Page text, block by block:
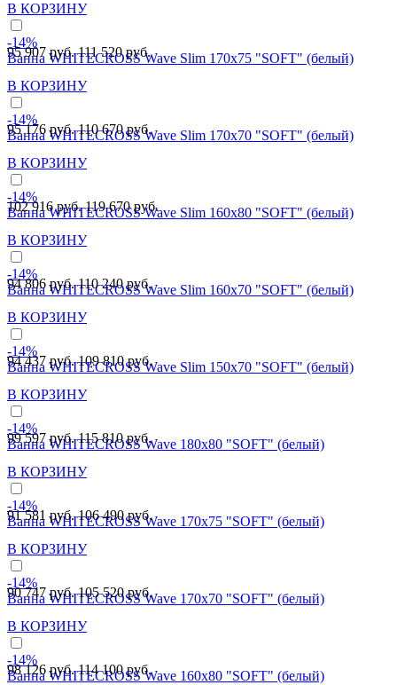
В КОРЗИНУ
-14%
Ванна WHITECROSS Wave Slim 170x75 "SOFT" (белый)
95 907 руб.111 520 руб.
В КОРЗИНУ
-14%
Ванна WHITECROSS Wave Slim 170x70 "SOFT" (белый)
95 176 руб.110 670 руб.
В КОРЗИНУ
-14%
Ванна WHITECROSS Wave Slim 160x80 "SOFT" (белый)
102 916 руб.119 670 руб.
В КОРЗИНУ
-14%
Ванна WHITECROSS Wave Slim 160x70 "SOFT" (белый)
94 806 руб.110 240 руб.
В КОРЗИНУ
-14%
Ванна WHITECROSS Wave Slim 150x70 "SOFT" (белый)
94 437 руб.109 810 руб.
В КОРЗИНУ
-14%
Ванна WHITECROSS Wave 180x80 "SOFT" (белый)
99 597 руб.115 810 руб.
В КОРЗИНУ
-14%
Ванна WHITECROSS Wave 170x75 "SOFT" (белый)
91 581 руб.106 490 руб.
В КОРЗИНУ
-14%
Ванна WHITECROSS Wave 170x70 "SOFT" (белый)
90 747 руб.105 520 руб.
В КОРЗИНУ
-14%
Ванна WHITECROSS Wave 160x80 "SOFT" (белый)
98 126 руб.114 100 руб.